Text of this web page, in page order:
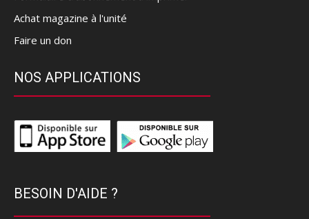
Achat magazine à l'unité
Faire un don
NOS APPLICATIONS
BESOIN D'AIDE ?